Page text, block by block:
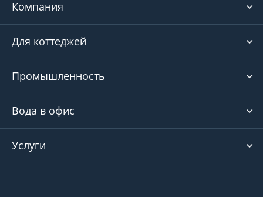
Компания
Для коттеджей
Промышленность
Вода в офис
Услуги